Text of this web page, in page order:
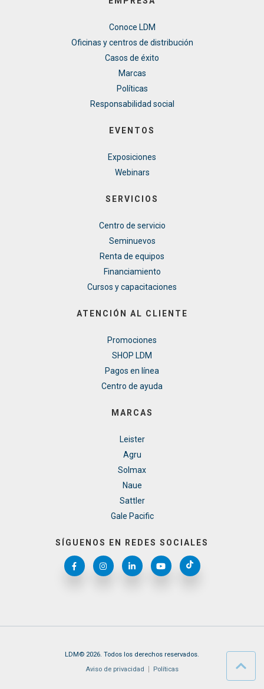
Conoce LDM
Oficinas y centros de distribución
Casos de éxito
Marcas
Políticas
Responsabilidad social
EVENTOS
Exposiciones
Webinars
SERVICIOS
Centro de servicio
Seminuevos
Renta de equipos
Financiamiento
Cursos y capacitaciones
ATENCIÓN AL CLIENTE
Promociones
SHOP LDM
Pagos en línea
Centro de ayuda
MARCAS
Leister
Agru
Solmax
Naue
Sattler
Gale Pacific
SÍGUENOS EN REDES SOCIALES
LDM© 2026. Todos los derechos reservados.
Aviso de privacidad
Políticas